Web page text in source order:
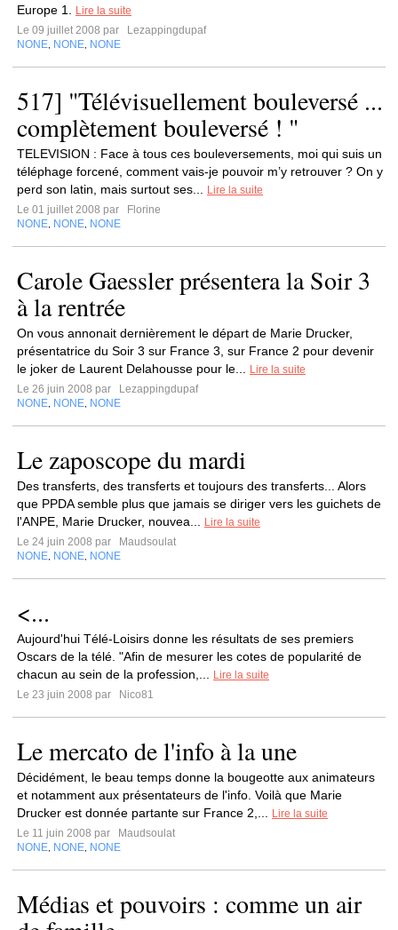
Europe 1.
Lire la suite
Le 09 juillet 2008 par
Lezappingdupaf
NONE NONE NONE
517] "Télévisuellement bouleversé ...
complètement bouleversé ! "
TELEVISION : Face à tous ces bouleversements, moi qui suis un
téléphage forcené, comment vais-je pouvoir m’y retrouver ? On y
perd son latin, mais surtout ses...
Lire la suite
Le 01 juillet 2008 par
Florine
NONE NONE NONE
Carole Gaessler présentera la Soir 3
à la rentrée
On vous annonait dernièrement le départ de Marie Drucker,
présentatrice du Soir 3 sur France 3, sur France 2 pour devenir
le joker de Laurent Delahousse pour le...
Lire la suite
Le 26 juin 2008 par
Lezappingdupaf
NONE NONE NONE
Le zaposcope du mardi
Des transferts, des transferts et toujours des transferts... Alors
que PPDA semble plus que jamais se diriger vers les guichets de
l'ANPE, Marie Drucker, nouvea...
Lire la suite
Le 24 juin 2008 par
Maudsoulat
NONE NONE NONE
<...
Aujourd'hui Télé-Loisirs donne les résultats de ses premiers
Oscars de la télé. "Afin de mesurer les cotes de popularité de
chacun au sein de la profession,...
Lire la suite
Le 23 juin 2008 par
Nico81
Le mercato de l'info à la une
Décidément, le beau temps donne la bougeotte aux animateurs
et notamment aux présentateurs de l'info. Voilà que Marie
Drucker est donnée partante sur France 2,...
Lire la suite
Le 11 juin 2008 par
Maudsoulat
NONE NONE NONE
Médias et pouvoirs : comme un air